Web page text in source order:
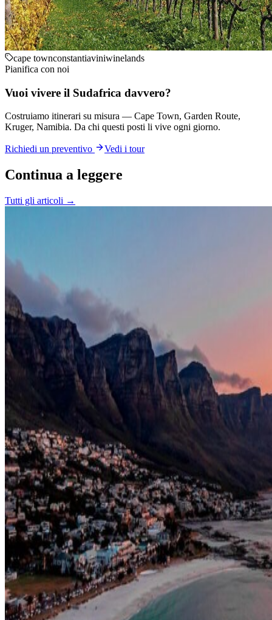
cape townconstantiaviniwinelands
Pianifica con noi
Vuoi vivere il Sudafrica davvero?
Costruiamo itinerari su misura — Cape Town, Garden Route,
Kruger, Namibia. Da chi questi posti li vive ogni giorno.
Richiedi un preventivo Vedi i tour
Continua a leggere
Tutti gli articoli →